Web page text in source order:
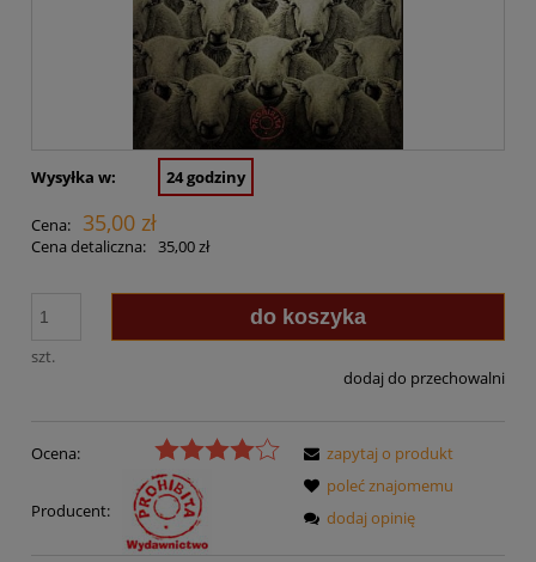
Wysyłka w: 24 godziny
Cena: 35,00 zł
Cena detaliczna: 35,00 zł
szt.
do koszyka
dodaj do przechowalni
Ocena:
Producent:
zapytaj o produkt
poleć znajomemu
dodaj opinię